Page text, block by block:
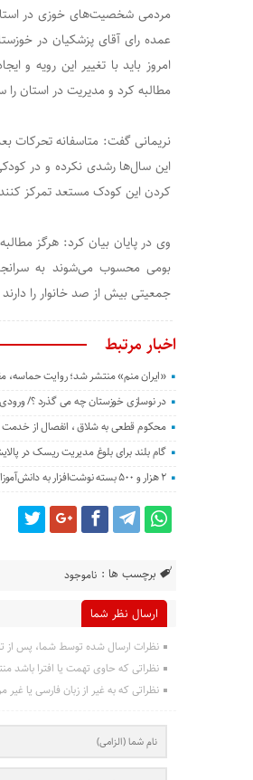
مردمی شخصیت‌های خوزی در
عمده رای آقای پزشکیان در
امروز باید با تغییر این رویه و
مطالبه کرد و مدیریت در استان را
نریمانی گفت: متاسفانه تحرکات
این سال‌ها رشدی نکرده و در
کردن این کودک مستعد تمرکز
وی در پایان بیان کرد: هرگز
بومی محسوب می‌شوند به
جمعیتی بیش از صد خانوار را
اخبار مرتبط
«ایران منم» منتشر شد؛ روایت
در نوسازی خوزستان چه می گذرد ؟/
محکوم قطعی به شلاق ، انفصال از خدمت
گام بلند برای بلوغ مدیریت ریسک در
۲ هزار و ۵۰۰ بسته نوشت‌افزار به دانش‌آموزان خوزستان رسید
برچسب ها : ناموجود
ارسال نظر شما
نظرات ارسال شده توسط شما، پس از
نظراتی که حاوی تهمت یا افترا باشد
نظراتی که به غیر از زبان فارسی یا